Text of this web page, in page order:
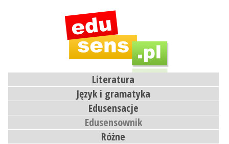
Literatura
Język i gramatyka
Edusensacje
Edusensownik
Różne